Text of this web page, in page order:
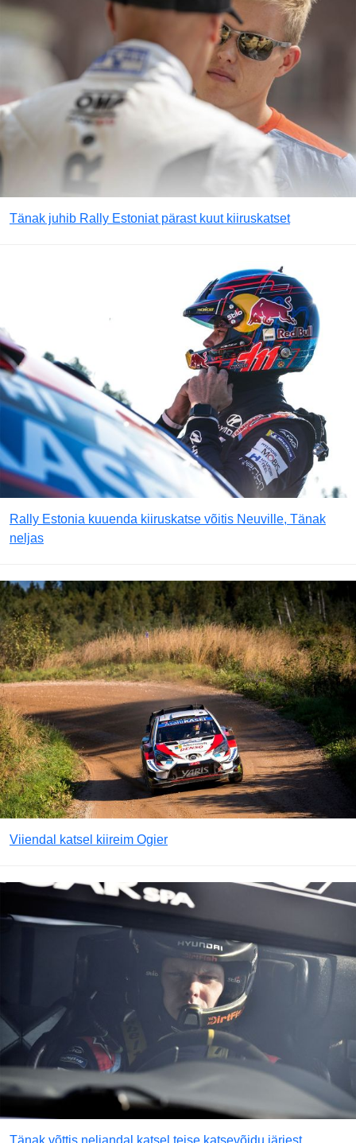
Tänak juhib Rally Estoniat pärast kuut kiiruskatset
Rally Estonia kuuenda kiiruskatse võitis Neuville, Tänak
neljas
Viiendal katsel kiireim Ogier